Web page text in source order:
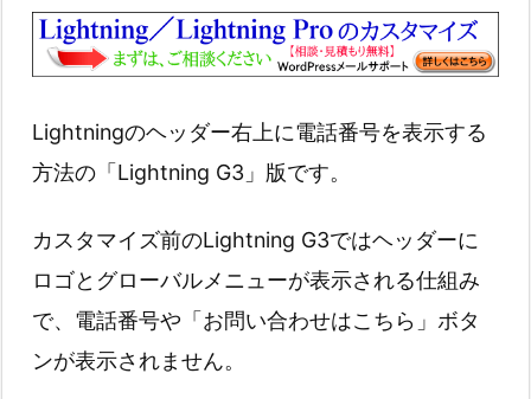
Lightningのヘッダー右上に電話番号を表示する
方法の「Lightning G3」版です。
カスタマイズ前のLightning G3ではヘッダーに
ロゴとグローバルメニューが表示される仕組み
で、電話番号や「お問い合わせはこちら」ボタ
ンが表示されません。